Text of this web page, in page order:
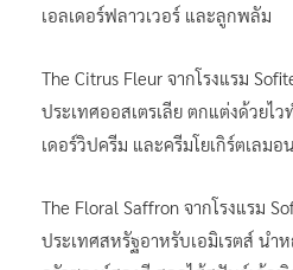
เอลเดอร์ฟลาวเวอร์ และลูกพลัม
The Citrus Fleur จากโรงแรม
ประเทศออสเตรเลีย ตกแต่งด้วยไ
เดอร์วิปครีม และครีมโยเกิร์ตเลมอ
The Floral Saffron จากโรงแรม
ประเทศสหรัฐอาหรับเอมิเรตส์ นำ